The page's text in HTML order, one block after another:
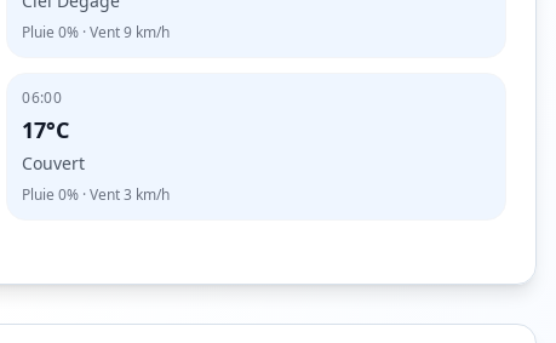
Pluie0% · Vent9 km/h
06:00
17°C
Couvert
Pluie0% · Vent3 km/h